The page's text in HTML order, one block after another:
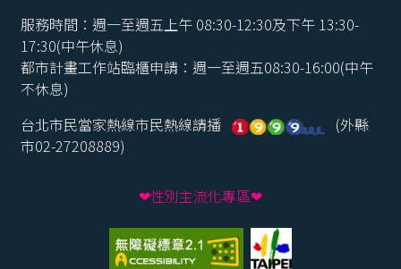
服務時間：週一至週五上午 08:30-12:30及下午 13:30-
17:30(中午休息)
都市計畫工作站臨櫃申請：週一至週五08:30-16:00(中午
不休息)
台北市民當家熱線市民熱線請播
(外縣
市02-27208889)
❤性別主流化專區❤